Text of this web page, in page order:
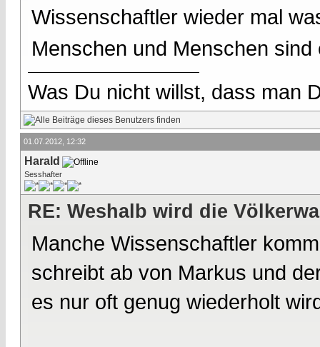
Wissenschaftler wieder mal
Menschen und Menschen sind
Was Du nicht willst, dass man
01.07.2012, 12:32
Harald
Sesshafter
RE: Weshalb wird die
Manche Wissenschaftler
schreibt ab von Markus und
es nur oft genug wiederholt